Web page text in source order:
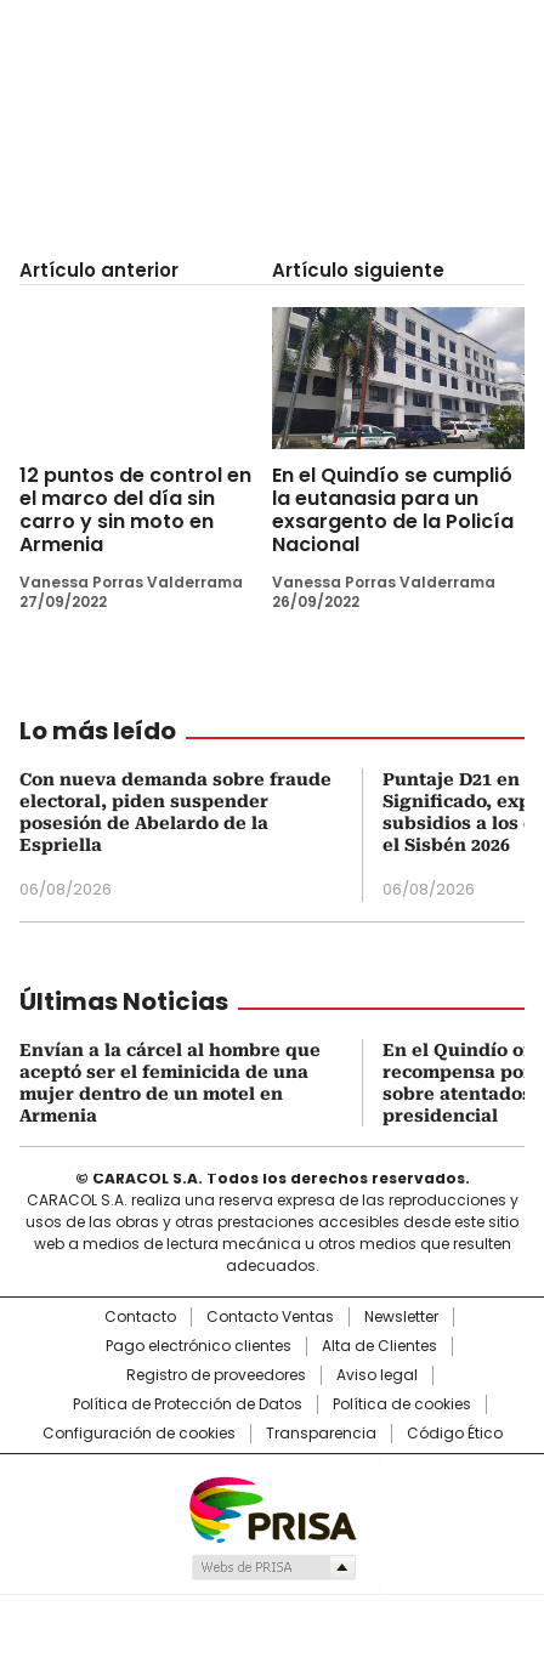
Artículo anterior
12 puntos de control en
el marco del día sin
carro y sin moto en
Armenia
Vanessa Porras Valderrama
27/09/2022
Artículo siguiente
En el Quindío se cumplió
la eutanasia para un
exsargento de la Policía
Nacional
Vanessa Porras Valderrama
26/09/2022
Lo más leído
Con nueva demanda sobre fraude
electoral, piden suspender
posesión de Abelardo de la
Espriella
06/08/2026
Puntaje D21 en
Significado,
subsidios a los
el Sisbén 2026
06/08/2026
Últimas Noticias
Envían a la cárcel al hombre que
aceptó ser el feminicida de una
mujer dentro de un motel en
Armenia
En el Quindío
recompensa por
sobre atentados
presidencial
© CARACOL S.A. Todos los derechos reservados.
CARACOL S.A. realiza una reserva expresa de las reproducciones y
usos de las obras y otras prestaciones accesibles desde este sitio
web a medios de lectura mecánica u otros medios que resulten
adecuados.
Contacto Contacto Ventas
Newsletter
Pago electrónico clientes
Alta de Clientes
Registro de proveedores
Aviso legal
Política de Protección de Datos
Política de cookies
Configuración de cookies
Transparencia Código Ético